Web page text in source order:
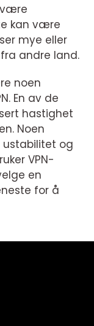
være
kan være
mye eller
andre land.
noen
En av de
hastighet
Noen
ustabilitet og
VPN-
en
for å